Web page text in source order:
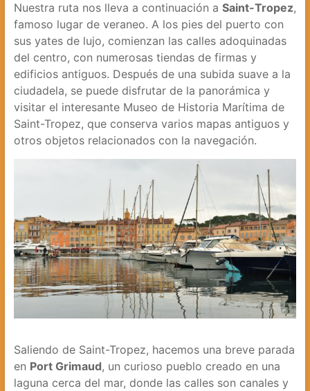
Nuestra ruta nos lleva a continuación a Saint-Tropez,
famoso lugar de veraneo. A los pies del puerto con
sus yates de lujo, comienzan las calles adoquinadas
del centro, con numerosas tiendas de firmas y
edificios antiguos. Después de una subida suave a la
ciudadela, se puede disfrutar de la panorámica y
visitar el interesante Museo de Historia Marítima de
Saint-Tropez, que conserva varios mapas antiguos y
otros objetos relacionados con la navegación.
Saliendo de Saint-Tropez, hacemos una breve parada
en Port Grimaud, un curioso pueblo creado en una
laguna cerca del mar, donde las calles son canales y